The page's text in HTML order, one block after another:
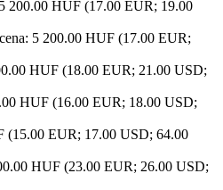
200.00 HUF (17.00 EUR; 19.00
5 200.00 HUF (17.00 EUR;
HUF (18.00 EUR; 21.00 USD;
HUF (16.00 EUR; 18.00 USD;
(15.00 EUR; 17.00 USD; 64.00
HUF (23.00 EUR; 26.00 USD;